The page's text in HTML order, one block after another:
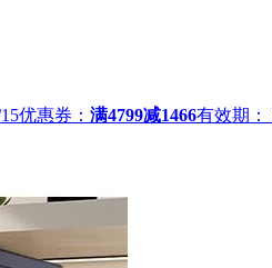
优惠券： 满4799减1466有效期：